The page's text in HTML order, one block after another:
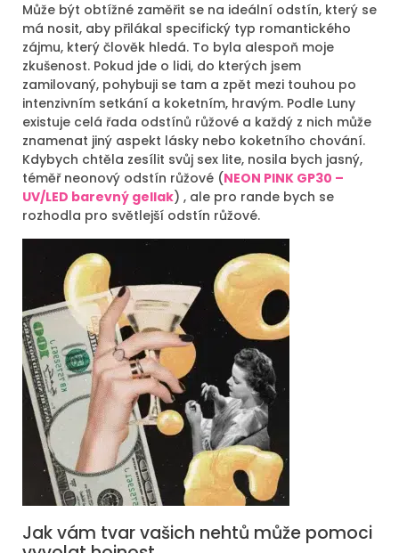
Může být obtížné zaměřit se na ideální odstín, který se
má nosit, aby přilákal specifický typ romantického
zájmu, který člověk hledá. To byla alespoň moje
zkušenost. Pokud jde o lidi, do kterých jsem
zamilovaný, pohybuji se tam a zpět mezi touhou po
intenzivním setkání a koketním, hravým. Podle Luny
existuje celá řada odstínů růžové a každý z nich může
znamenat jiný aspekt lásky nebo koketního chování.
Kdybych chtěla zesílit svůj sex lite, nosila bych jasný,
téměř neonový odstín růžové (NEON PINK GP30 –
UV/LED barevný gellak) , ale pro rande bych se
rozhodla pro světlejší odstín růžové.
Jak vám tvar vašich nehtů může pomoci